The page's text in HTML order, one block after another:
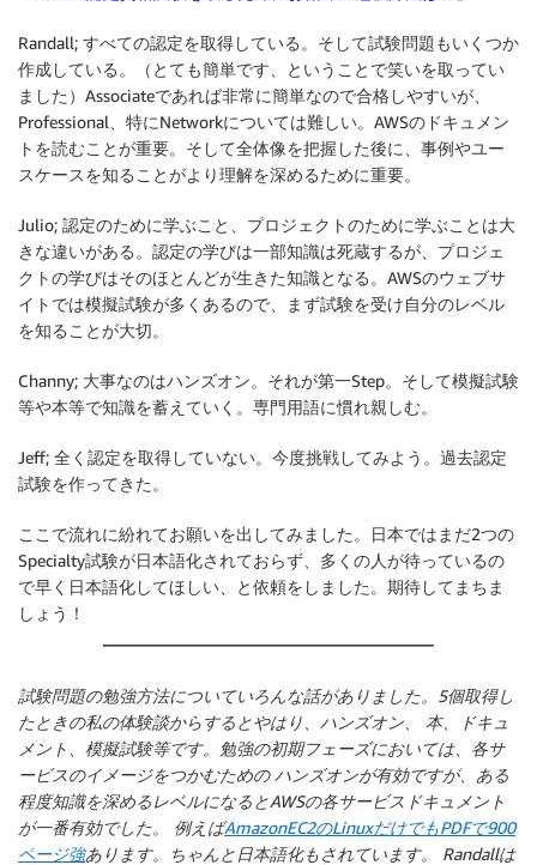
Randall; すべての認定を取得している。そして試験問題もいくつか
作成している。（とても簡単です、ということで笑いを取ってい
ました）Associateであれば非常に簡単なので合格しやすいが、
Professional、特にNetworkについては難しい。AWSのドキュメン
トを読むことが重要。そして全体像を把握した後に、事例やユー
スケースを知ることがより理解を深めるために重要。
Julio; 認定のために学ぶこと、プロジェクトのために学ぶことは大
きな違いがある。認定の学びは一部知識は死蔵するが、プロジェ
クトの学びはそのほとんどが生きた知識となる。AWSのウェブサ
イトでは模擬試験が多くあるので、まず試験を受け自分のレベル
を知ることが大切。
Channy; 大事なのはハンズオン。それが第一Step。そして模擬試験
等や本等で知識を蓄えていく。専門用語に慣れ親しむ。
Jeff; 全く認定を取得していない。今度挑戦してみよう。過去認定
試験を作ってきた。
ここで流れに紛れてお願いを出してみました。日本ではまだ2つの
Specialty試験が日本語化されておらず、多くの人が待っているの
で早く日本語化してほしい、と依頼をしました。期待してまちま
しょう！
試験問題の勉強方法についていろんな話がありました。5個取得し
たときの私の体験談からするとやはり、ハンズオン、 本、ドキュ
メント、模擬試験等です。勉強の初期フェーズにおいては、各サ
ービスのイメージをつかむための ハンズオンが有効ですが、ある
程度知識を深めるレベルになるとAWSの各サービスドキュメント
が一番有効でした。 例えばAmazonEC2のLinuxだけでもPDFで900
ページ強あります。ちゃんと日本語化もされています。 Randallは